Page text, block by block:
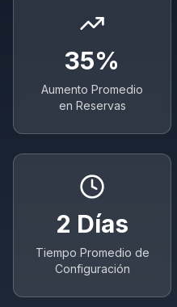
35%
Aumento Promedio
en Reservas
2 Días
Tiempo Promedio de
Configuración